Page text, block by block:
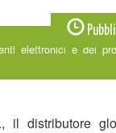
elettronici e dei
il distributore